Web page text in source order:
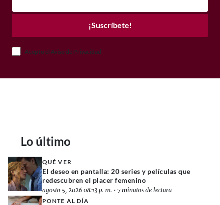
¡Suscríbete!
Acepto el Aviso de Privacidad
Lo último
QUÉ VER
El deseo en pantalla: 20 series y películas que
redescubren el placer femenino
agosto 5, 2026 08:13 p. m. • 7 minutos de lectura
PONTE AL DÍA